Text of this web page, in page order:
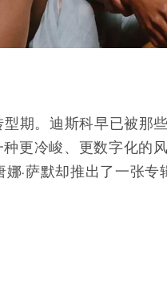
期。迪斯科早已被那
更冷峻、更数字化的
·萨默却推出了一张